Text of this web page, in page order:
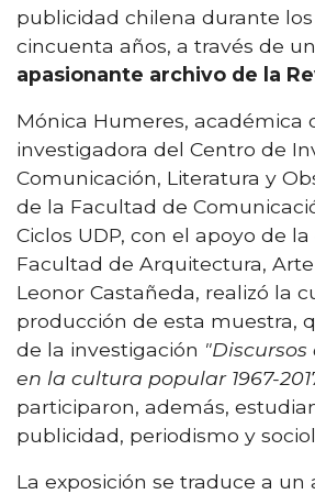
publicidad chilena durante
cincuenta años, a través de
apasionante archivo de la
Mónica Humeres, académica
investigadora del Centro de
Comunicación, Literatura y
de la Facultad de
Ciclos UDP, con el apoyo de
Facultad de Arquitectura, Arte
Leonor Castañeda, realizó la
producción de esta muestra,
de la investigación
en la cultura popular 1967-
participaron, además,
publicidad, periodismo y
La exposición se traduce a un